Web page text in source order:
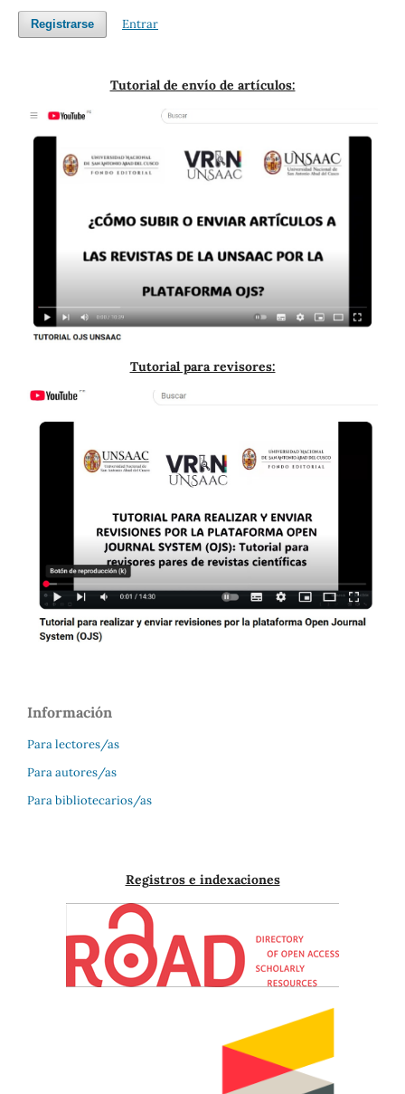
Registrarse Entrar
Tutorial de envío de artículos:
Tutorial para revisores:
Información
Para lectores/as
Para autores/as
Para bibliotecarios/as
Registros e indexaciones